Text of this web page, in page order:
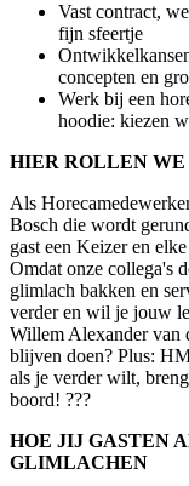
Vast contract,
fijn sfeertje
concepten en
Werk bij een
hoodie: kiezen
HIER ROLLEN WE
Als
Bosch die wordt
gast een Keizer en
Omdat onze collega's
glimlach bakken en
verder en wil je jouw
Willem Alexander van
blijven doen? Plus:
als je verder wilt,
boord! ???
HOE JIJ GASTEN
GLIMLACHEN